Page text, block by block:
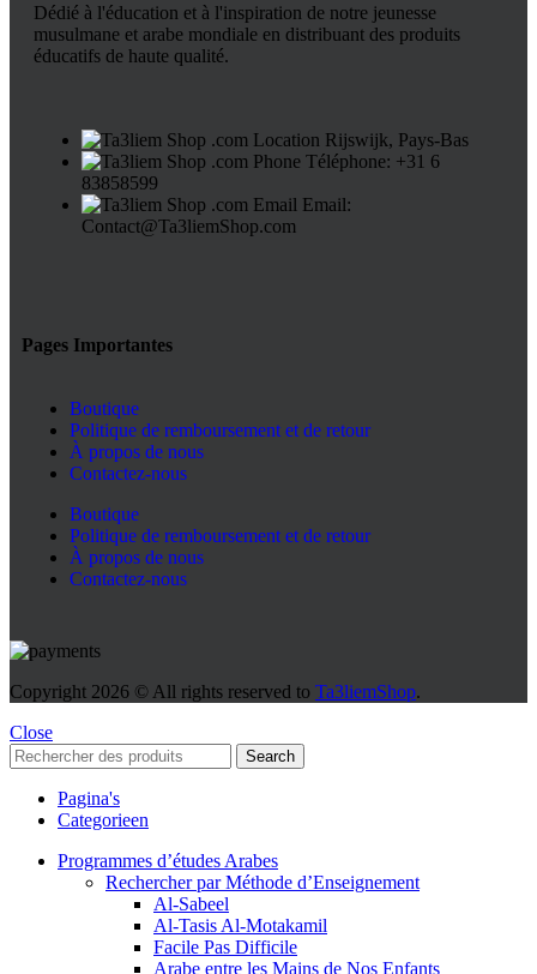
Dédié à l'éducation et à l'inspiration de notre jeunesse
musulmane et arabe mondiale en distribuant des produits
éducatifs de haute qualité.
Rijswijk, Pays-Bas
Téléphone: +31 6
83858599
Email:
Contact@Ta3liemShop.com
Pages Importantes
Boutique
Politique de remboursement et de retour
À propos de nous
Contactez-nous
Boutique
Politique de remboursement et de retour
À propos de nous
Contactez-nous
Copyright 2026 © All rights reserved to Ta3liemShop.
Close
Search
Pagina's
Categorieen
Programmes d’études Arabes
Rechercher par Méthode d’Enseignement
Al-Sabeel
Al-Tasis Al-Motakamil
Facile Pas Difficile
Arabe entre les Mains de Nos Enfants